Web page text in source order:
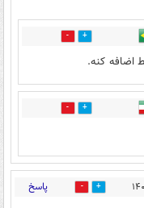
2
اضافه کنه.
1
9 پاسخ